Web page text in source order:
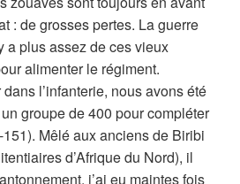
: de grosses pertes. La guerre
a plus assez de ces vieux
alimenter le régiment.
l’infanterie, nous avons été
groupe de 400 pour compléter
Mêlé aux anciens de Biribi
d’Afrique du Nord), il
j’ai eu maintes fois